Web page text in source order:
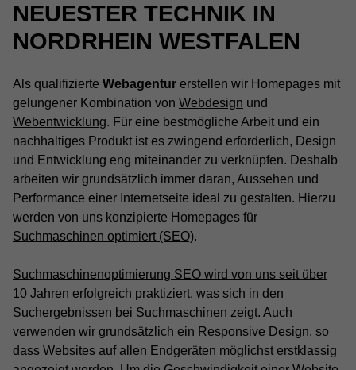
NEUESTER TECHNIK IN
NORDRHEIN WESTFALEN
Als qualifizierte Webagentur erstellen wir Homepages mit
gelungener Kombination von Webdesign und
Webentwicklung. Für eine bestmögliche Arbeit und ein
nachhaltiges Produkt ist es zwingend erforderlich, Design
und Entwicklung eng miteinander zu verknüpfen. Deshalb
arbeiten wir grundsätzlich immer daran, Aussehen und
Performance einer Internetseite ideal zu gestalten. Hierzu
werden von uns konzipierte Homepages für
Suchmaschinen optimiert (SEO).
Suchmaschinenoptimierung SEO wird von uns seit über
10 Jahren erfolgreich praktiziert, was sich in den
Suchergebnissen bei Suchmaschinen zeigt. Auch
verwenden wir grundsätzlich ein Responsive Design, so
dass Websites auf allen Endgeräten möglichst erstklassig